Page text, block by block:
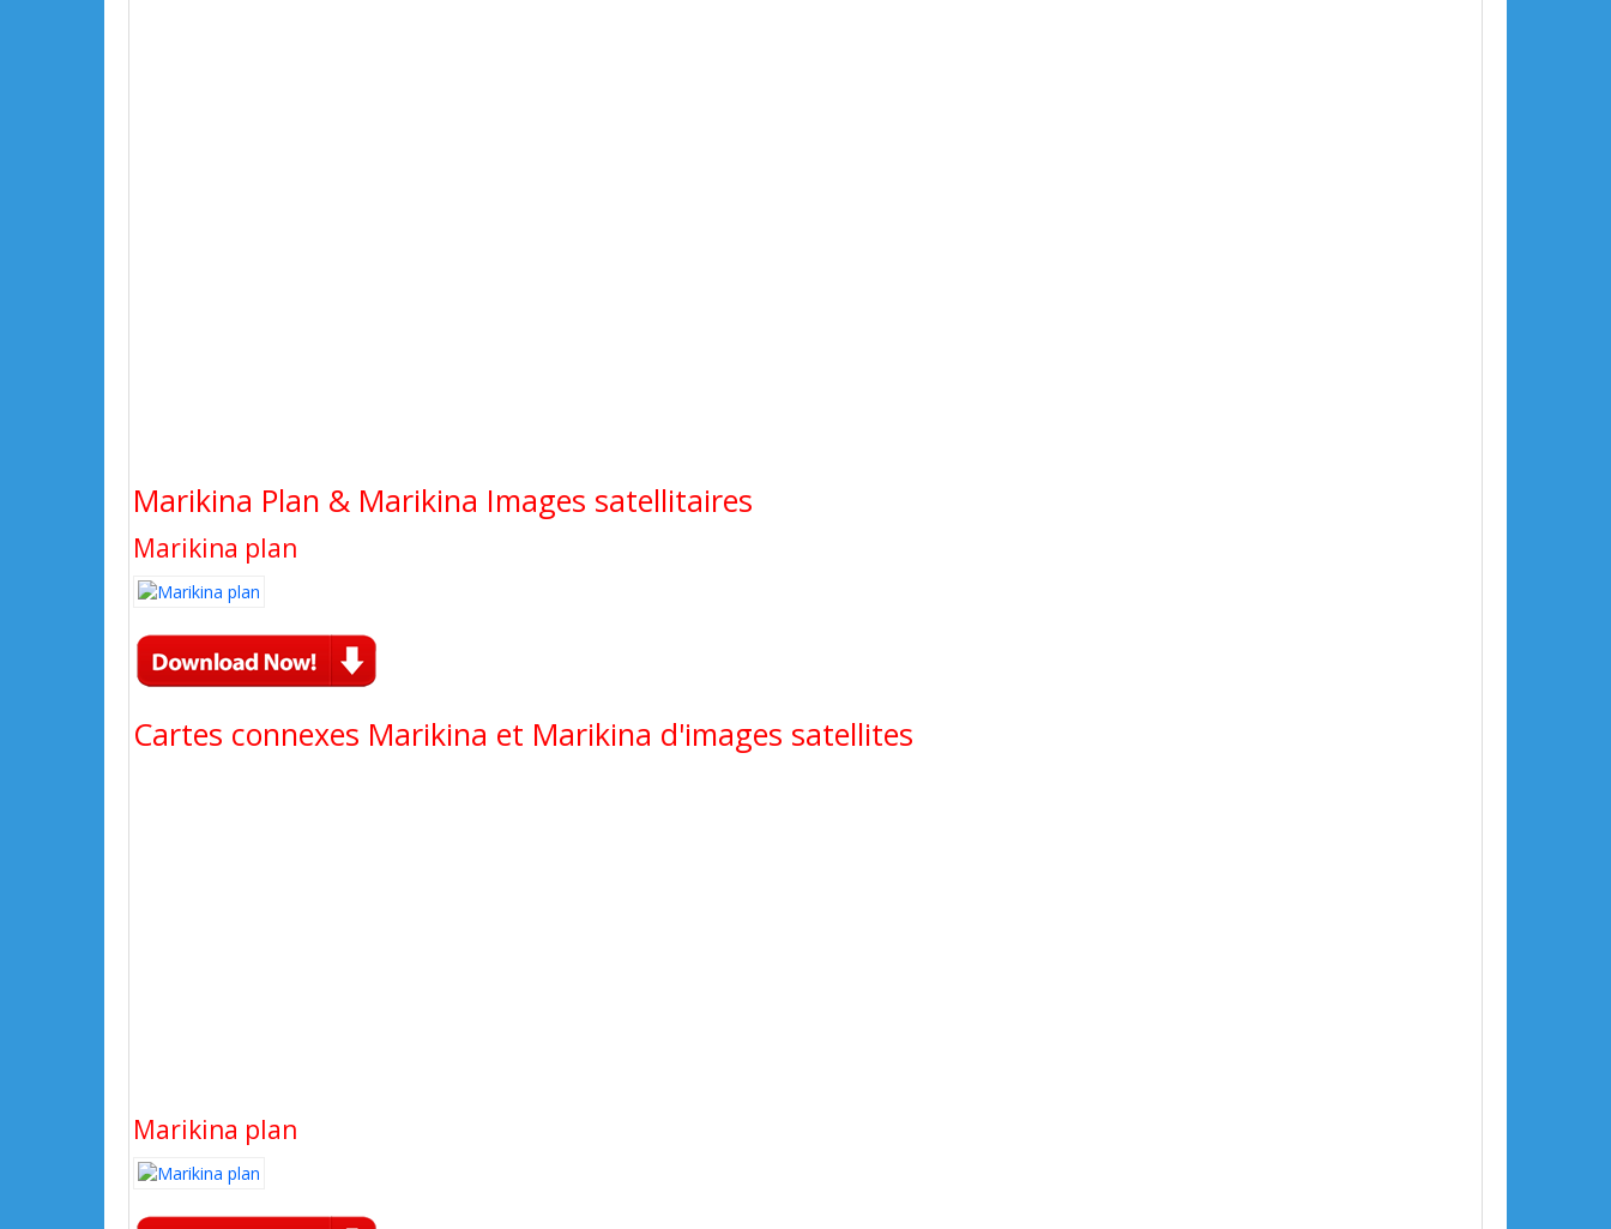
Marikina Plan & Marikina Images satellitaires
Marikina plan
Cartes connexes Marikina et Marikina d'images satellites
Marikina plan